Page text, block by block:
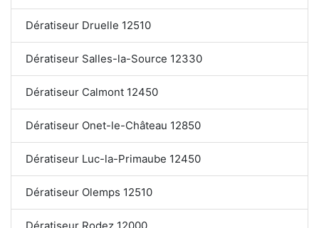
Dératiseur Druelle 12510
Dératiseur Salles-la-Source 12330
Dératiseur Calmont 12450
Dératiseur Onet-le-Château 12850
Dératiseur Luc-la-Primaube 12450
Dératiseur Olemps 12510